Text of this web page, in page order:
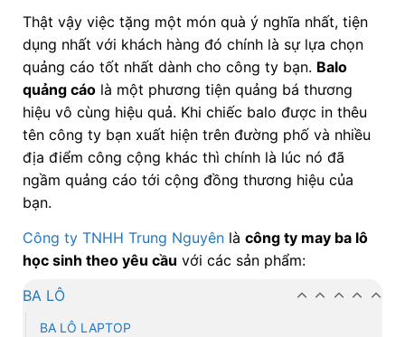
Thật vậy việc tặng một món quà ý nghĩa nhất, tiện
dụng nhất với khách hàng đó chính là sự lựa chọn
quảng cáo tốt nhất dành cho công ty bạn. Balo
quảng cáolà một phương tiện quảng bá thương
hiệu vô cùng hiệu quả. Khi chiếc balo được in thêu
tên công ty bạn xuất hiện trên đường phố và nhiều
địa điểm công cộng khác thì chính là lúc nó đã
ngầm quảng cáo tới cộng đồng thương hiệu của
bạn.
Công ty TNHH Trung Nguyênlà công ty may ba lô
học sinh theo yêu cầu với các sản phẩm:
BA LÔ
BA LÔ LAPTOP